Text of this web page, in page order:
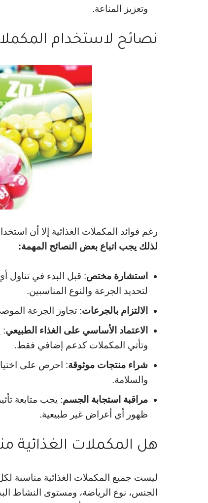
وتعزيز المناعة.
نصائح لاستخدام
رغم فوائد المكملات الغذائية إلا أن
لذلك يجب اتباع بعض النصائح المهمة:
استشارة مختص: قبل البدء في تناول
لتحديد الجرعة والنوع المناسبين.
الالتزام بالجرعات: تجاوز الجرعة
الاعتماد الأساسي على الغذاء الطبيعي:
وتأتي المكملات كدعم إضافي فقط.
شراء منتجات موثوقة: احرص على
والسلامة.
مراقبة استجابة الجسم: يجب متابعة
ظهور أي أعراض غير طبيعية.
هل المكملات الغذائية
ليست جميع المكملات الغذائية مناسبة
الجنس، نوع الرياضة، ومستوى النشاط